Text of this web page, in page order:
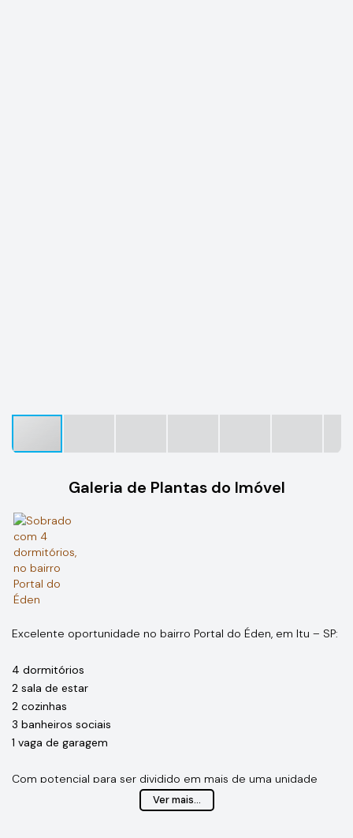
Galeria de Plantas do Imóvel
Excelente oportunidade no bairro Portal do Éden, em Itu – SP:
4 dormitórios
2 sala de estar
2 cozinhas
3 banheiros sociais
1 vaga de garagem
Com potencial para ser dividido em mais de uma unidade
independente, sendo uma ótima opção tanto para quem
deseja morar quanto para quem busca investir com
Ver mais...